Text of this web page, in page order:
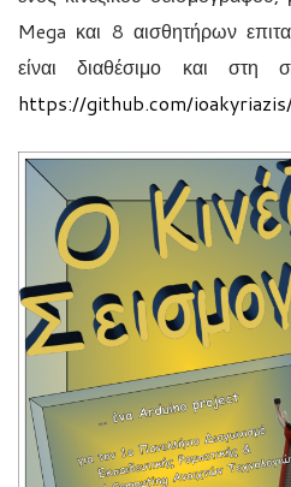
Mega και 8 αισθητήρων
είναι διαθέσιμο και
https://github.com/